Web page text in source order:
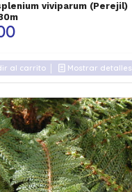
viviparum (Perejil)
al carrito Mostrar detalles